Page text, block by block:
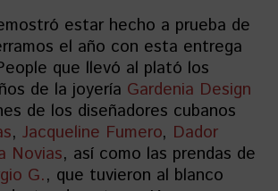
estar hecho a prueba de
el año con esta entrega
que llevó al plató los
de la joyería Gardenia Design
de los diseñadores cubanos
, Jacqueline Fumero, Dador
Novias, así como las prendas de
G., que tuvieron al blanco